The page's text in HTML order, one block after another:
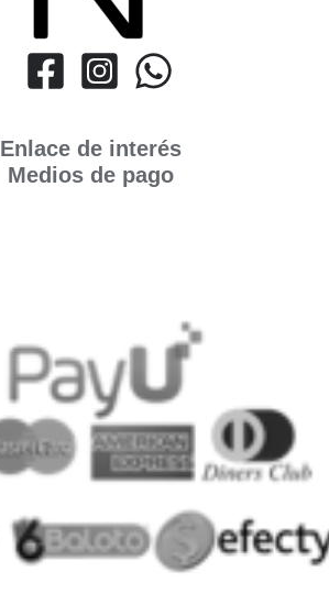
Enlace de interés
Medios de pago